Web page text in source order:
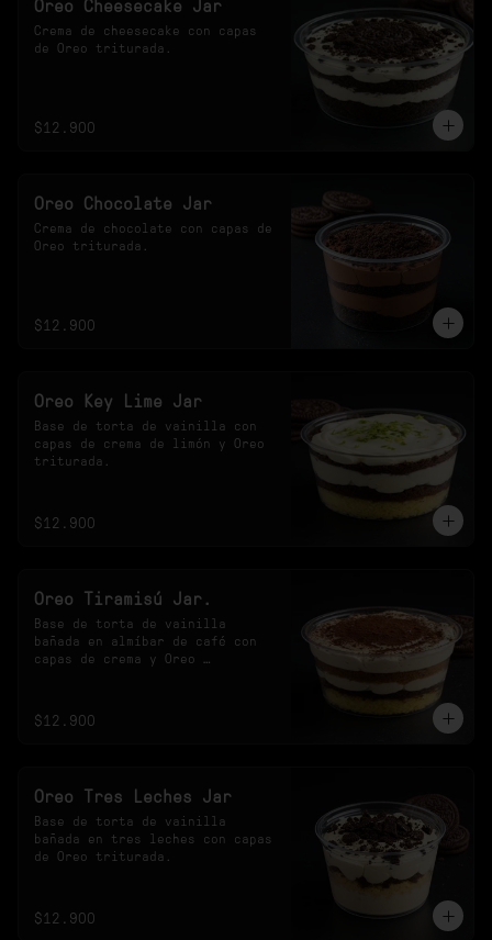
Oreo Cheesecake Jar
Crema de cheesecake con capas
de Oreo triturada.
$12.900
Oreo Chocolate Jar
Crema de chocolate con capas de
Oreo triturada.
$12.900
Oreo Key Lime Jar
Base de torta de vainilla con
capas de crema de limón y Oreo
triturada.
$12.900
Oreo Tiramisú Jar.
Base de torta de vainilla
bañada en almíbar de café con
capas de crema y Oreo
$12.900
Oreo Tres Leches Jar
Base de torta de vainilla
bañada en tres leches con capas
de Oreo triturada.
$12.900